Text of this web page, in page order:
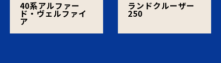
40系アルファー
ド・ヴェルファイ
ア
ランドクルーザー
250